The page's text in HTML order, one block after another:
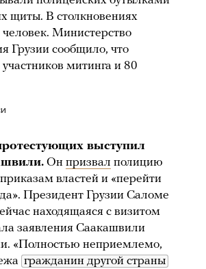
щиты. В столкновениях
Министерство
Грузии сообщило, что
митинга и 80
выступил
Он призвал полицию
властей и «перейти
Президент Грузии Саломе
находящаяся с визитом
заявления Саакашвили
«Полностью неприемлемо,
гражданин другой страны